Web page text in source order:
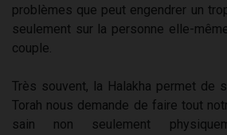
problèmes que peut engendrer un
seulement sur la personne elle-
couple.
Très souvent, la Halakha permet de
Torah nous demande de faire tout
sain non seulement